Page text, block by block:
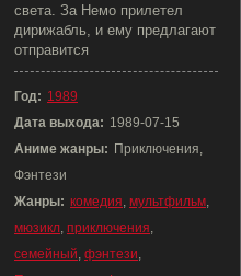
света. За Немо прилетел
дирижабль, и ему предлагают
отправится
Год: 1989
Дата выхода: 1989-07-15
Аниме жанры: Приключения,
Фэнтези
Жанры: комедия, мультфильм,
мюзикл, приключения,
семейный, фэнтези,